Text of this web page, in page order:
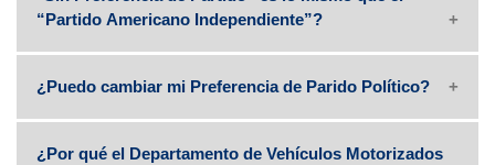
“Partido Americano Independiente”?
¿Puedo cambiar mi Preferencia de Parido Político?
¿Por qué el Departamento de Vehículos Motorizados